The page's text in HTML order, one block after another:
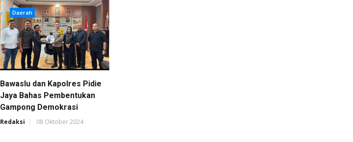
Daerah
Bawaslu dan Kapolres Pidie
Jaya Bahas Pembentukan
Gampong Demokrasi
Redaksi 08 Oktober 2024